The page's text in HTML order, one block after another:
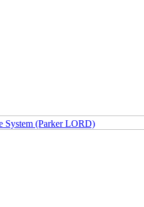
System (Parker LORD)